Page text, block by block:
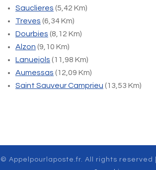
Sauclieres (5,42 Km)
Treves (6,34 Km)
Dourbies (8,12 Km)
Alzon (9,10 Km)
Lanuejols (11,98 Km)
Aumessas (12,09 Km)
Saint Sauveur Camprieu (13,53 Km)
© Appelpourlaposte.fr. All rights reserved |